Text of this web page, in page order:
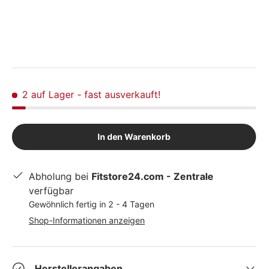
2 auf Lager - fast ausverkauft!
In den Warenkorb
Abholung bei Fitstore24.com - Zentrale
verfügbar
Gewöhnlich fertig in 2 - 4 Tagen
Shop-Informationen anzeigen